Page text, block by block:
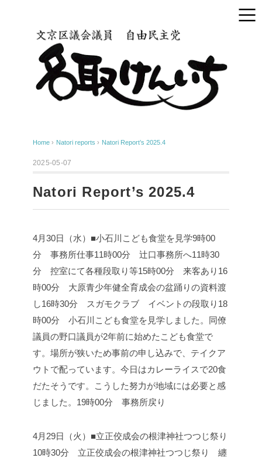
Home › Natori reports › Natori Report’s 2025.4
2025-05-07
Natori Report’s 2025.4
4月30日（水）■小石川こども食堂を見学9時00
分 事務所仕事11時00分 辻口事務所へ11時30
分 控室にて各種段取り等15時00分 来客あり 16
時00分 大原青少年健全育成会の盆踊りの資料渡
し16時30分 スガモクラブ イベントの段取り 18
時00分 小石川こども食堂を見学しました。 同僚
議員の野口議員が2年前に始めたこども食堂で
す。場所が狭いため事前の申し込みで、テイクア
ウトで配っています。今日はカレーライスで20食
だたそうです。こうした努力が地域には必要と感
じました。 19時00分 事務所戻り
4月29日（火）■立正佼成会の根津神社つつじ祭り
10時30分 立正佼成会の根津神社つつじ祭り 纏